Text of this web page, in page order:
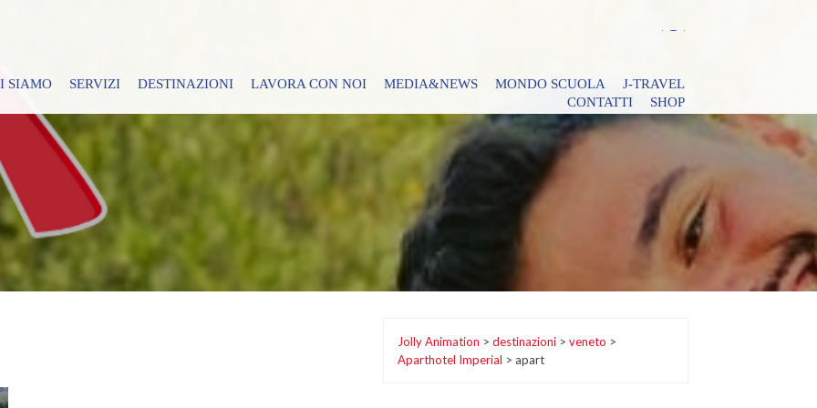
SIAMO SERVIZI DESTINAZIONI LAVORA CON NOI MEDIA&NEWS MONDO SCUOLA
J-TRAVEL
CONTATTI
SHOP
Jolly Animation > destinazioni> veneto >
Aparthotel Imperial > apart